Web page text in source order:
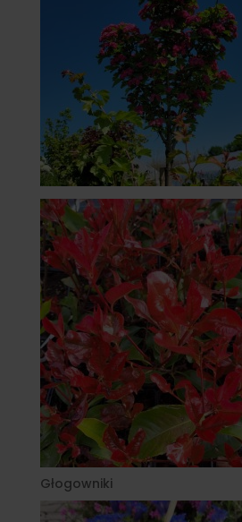
Głogowniki